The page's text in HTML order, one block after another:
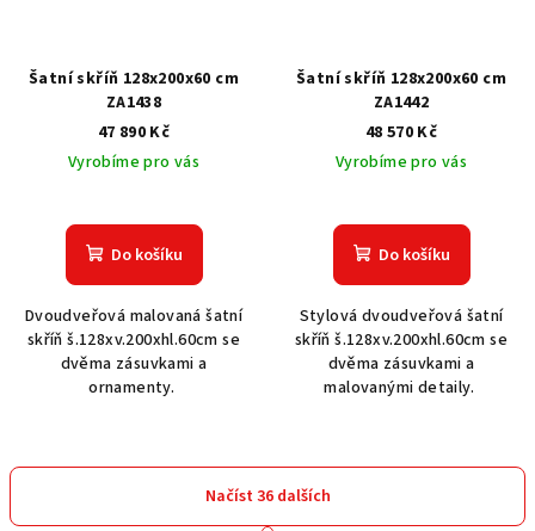
Šatní skříň 128x200x60 cm
ZA1438
47 890 Kč
Vyrobíme pro vás
Do košíku
Dvoudveřová malovaná šatní
skříň š.128xv.200xhl.60cm se
dvěma zásuvkami a
ornamenty.
Šatní skříň 128x200x60 cm
ZA1442
48 570 Kč
Vyrobíme pro vás
Do košíku
Stylová dvoudveřová šatní
skříň š.128xv.200xhl.60cm se
dvěma zásuvkami a
malovanými detaily.
Načíst 36 dalších